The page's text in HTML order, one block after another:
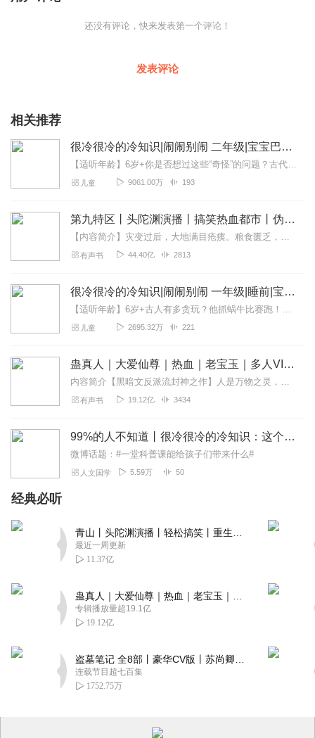
还没有评论，快来发表第一个评论！
发表评论
相关推荐
很冷很冷的冷知识|闹闹别闹 二年级|宝宝巴士故事
【适听年龄】6岁+你是否想过这些“奇怪”的问题？古代的孩子放不放暑假?史上最大的轿子有多大？古代也有天气预报吗？你是否听过这些“惊人”的知识？银杏树：我也分公母...
儿童 9061.00万 193
第九特区丨头陀渊演播丨搞笑热血都市丨伪戒丨VIP免费多人有声剧
【内容简介】灾变过后，大地满目疮痍。粮食匮乏，资源紧俏，局势混乱……一位从待规划区杀出来的青年，背对着漫天黄沙，孤身来到九区谋生，却不曾想偶然结识三五好友，一念...
有声书 44.40亿 2813
很冷很冷的冷知识|闹闹别闹 一年级|睡前|宝宝巴士
【适听年龄】6岁+古人有多贪玩？他抓蜗牛比赛跑！古人有多胆大？他借皇宫来请客！古人有多胆小？他被一场雨吓跑！...闹闹系列《别笑！这些历史都是真的》兄弟篇《很冷...
儿童 2695.32万 221
蛊真人｜大爱仙尊｜热血｜老宝玉｜多人VIP免费有声剧
内容简介【黑暗文反派流封神之作】人是万物之灵，蛊是天地真精。一个穿越者不断重生的故事。一个养蛊、炼蛊、用蛊的奇特世界。配音组（男角色）老宝玉旁白...
有声书 19.12亿 3434
99%的人不知道丨很冷很冷的冷知识：这个问题超纲了
微博话题：#一堂科普课能给孩子们带来什么#
人文国学 5.59万 50
经典必听
最近一周更新
11.37亿
专辑播放量超19.1亿
19.12亿
连载节目超七百集
1752.75万